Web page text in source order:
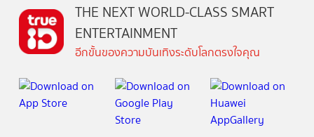
THE NEXT WORLD-CLASS SMART
ENTERTAINMENT
อีกขั้นของความบันเทิงระดับโลกตรงใจคุณ